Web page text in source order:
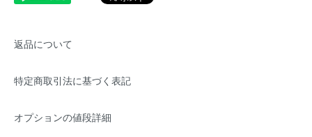
返品について
特定商取引法に基づく表記
オプションの値段詳細